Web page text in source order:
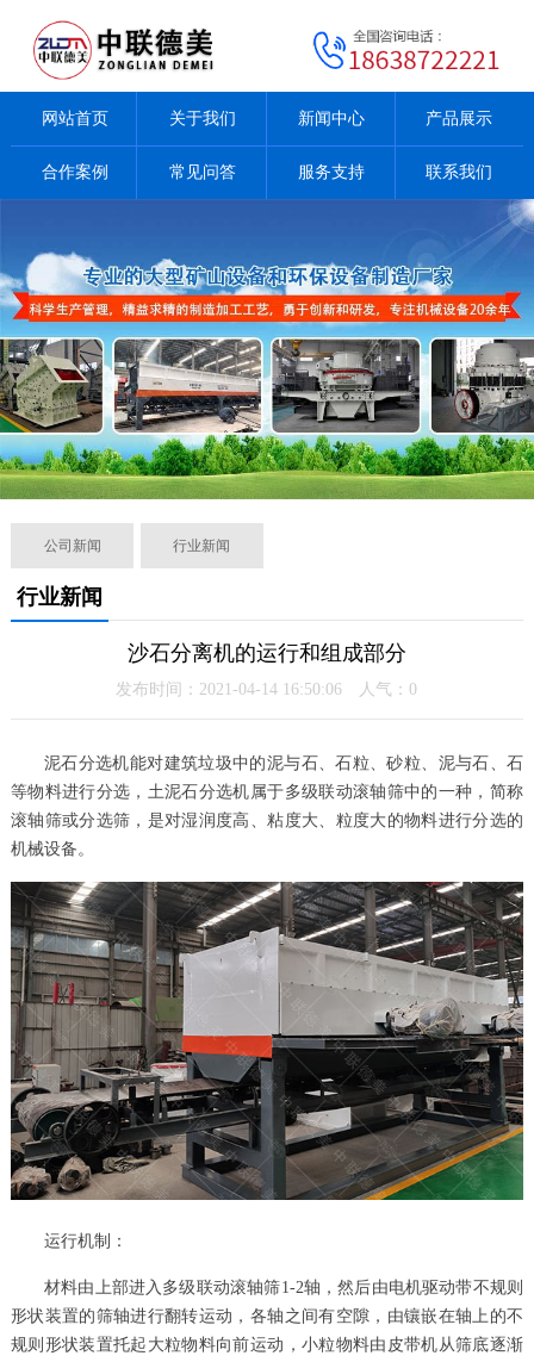
网站首页 关于我们 新闻中心 产品展示
合作案例 常见问答 服务支持 联系我们
公司新闻 行业新闻
行业新闻
沙石分离机的运行和组成部分
发布时间：2021-04-14 16:50:06 人气： 0
泥石分选机能对建筑垃圾中的泥与石、石粒、砂粒、泥与石、石
等物料进行分选，土泥石分选机属于多级联动滚轴筛中的一种，简称
滚轴筛或分选筛，是对湿润度高、粘度大、粒度大的物料进行分选的
机械设备。
运行机制：
材料由上部进入多级联动滚轴筛1-2轴，然后由电机驱动带不规则
形状装置的筛轴进行翻转运动，各轴之间有空隙，由镶嵌在轴上的不
规则形状装置托起大粒物料向前运动，小粒物料由皮带机从筛底逐渐